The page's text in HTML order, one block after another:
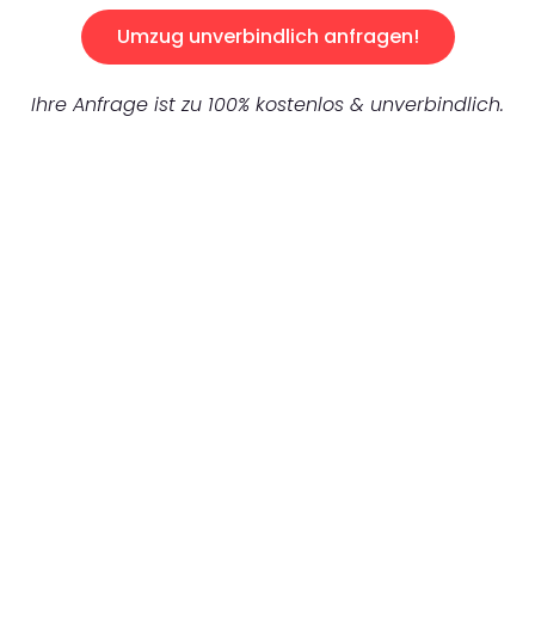
Umzug unverbindlich anfragen!
Ihre Anfrage ist zu 100% kostenlos & unverbindlich.